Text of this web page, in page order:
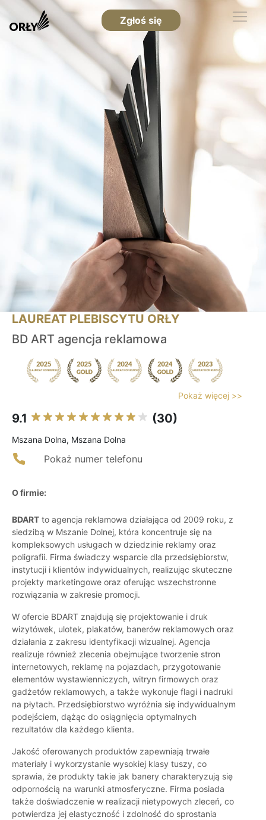
Zgłoś się
LAUREAT PLEBISCYTU ORŁY
BD ART agencja reklamowa
Pokaż więcej >>
9.1 (30)
Mszana Dolna, Mszana Dolna
Pokaż numer telefonu
O firmie:
BDART to agencja reklamowa działająca od 2009 roku, z
siedzibą w Mszanie Dolnej, która koncentruje się na
kompleksowych usługach w dziedzinie reklamy oraz
poligrafii. Firma świadczy wsparcie dla przedsiębiorstw,
instytucji i klientów indywidualnych, realizując skuteczne
projekty marketingowe oraz oferując wszechstronne
rozwiązania w zakresie promocji.
W ofercie BDART znajdują się projektowanie i druk
wizytówek, ulotek, plakatów, banerów reklamowych oraz
działania z zakresu identyfikacji wizualnej. Agencja
realizuje również zlecenia obejmujące tworzenie stron
internetowych, reklamę na pojazdach, przygotowanie
elementów wystawienniczych, witryn firmowych oraz
gadżetów reklamowych, a także wykonuje flagi i nadruki
na płytach. Przedsiębiorstwo wyróżnia się indywidualnym
podejściem, dążąc do osiągnięcia optymalnych
rezultatów dla każdego klienta.
Jakość oferowanych produktów zapewniają trwałe
materiały i wykorzystanie wysokiej klasy tuszy, co
sprawia, że produkty takie jak banery charakteryzują się
odpornością na warunki atmosferyczne. Firma posiada
także doświadczenie w realizacji nietypowych zleceń, co
potwierdza jej elastyczność i zdolność do sprostania